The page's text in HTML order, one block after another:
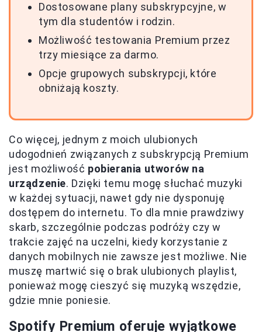
Dostosowane plany subskrypcyjne, w
tym dla studentów i rodzin.
Możliwość testowania Premium przez
trzy miesiące za darmo.
Opcje grupowych subskrypcji, które
obniżają koszty.
Co więcej, jednym z moich ulubionych
udogodnień związanych z subskrypcją Premium
jest możliwość pobierania utworów na
urządzenie. Dzięki temu mogę słuchać muzyki
w każdej sytuacji, nawet gdy nie dysponuję
dostępem do internetu. To dla mnie prawdziwy
skarb, szczególnie podczas podróży czy w
trakcie zajęć na uczelni, kiedy korzystanie z
danych mobilnych nie zawsze jest możliwe. Nie
muszę martwić się o brak ulubionych playlist,
ponieważ mogę cieszyć się muzyką wszędzie,
gdzie mnie poniesie.
Spotify Premium oferuje wyjątkowe